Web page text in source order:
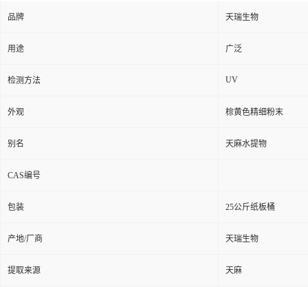
品牌 天瑞生物
用途 广泛
检测方法 UV
外观 棕黄色精细粉末
别名 天麻水提物
CAS编号
包装 25公斤纸板桶
产地/厂商 天瑞生物
提取来源 天麻